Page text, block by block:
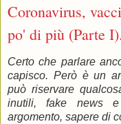
Coronavirus,
po' di più (Parte I).
Certo che parlare
capisco. Però è un
può riservare
inutili, fake news e
argomento, sapere di